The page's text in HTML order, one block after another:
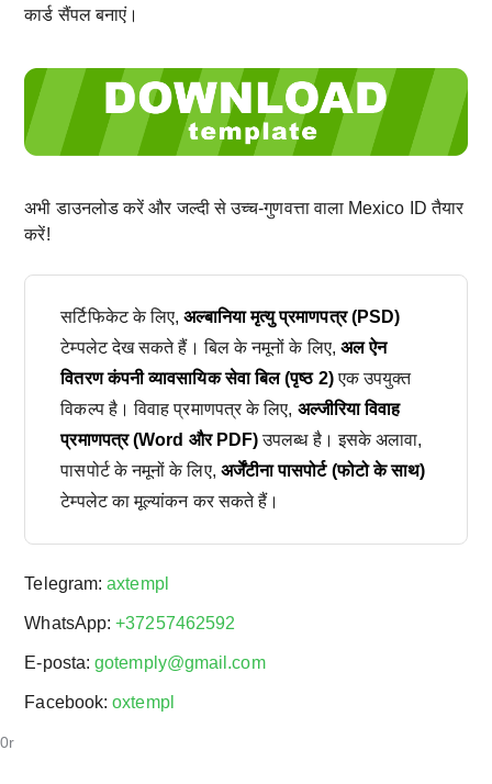
कार्ड सैंपल बनाएं।
अभी डाउनलोड करें और जल्दी से उच्च-गुणवत्ता वाला Mexico ID तैयार
करें!
सर्टिफिकेट के लिए,अल्बानिया मृत्यु प्रमाणपत्र (PSD)
टेम्पलेट देख सकते हैं। बिल के नमूनों के लिए, अल ऐन
वितरण कंपनी व्यावसायिक सेवा बिल (पृष्ठ 2)एक उपयुक्त
विकल्प है। विवाह प्रमाणपत्र के लिए, अल्जीरिया विवाह
प्रमाणपत्र (Word और PDF)उपलब्ध है। इसके अलावा,
पासपोर्ट के नमूनों के लिए, अर्जेंटीना पासपोर्ट (फोटो के साथ)
टेम्पलेट का मूल्यांकन कर सकते हैं।
Telegram:axtempl
WhatsApp:+37257462592
E-posta:gotemply@gmail.com
Facebook:oxtempl
0r